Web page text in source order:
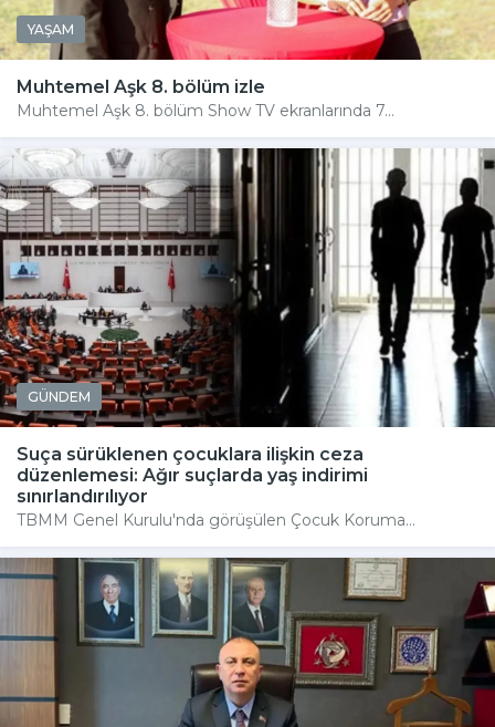
YAŞAM
Muhtemel Aşk 8. bölüm izle
Muhtemel Aşk 8. bölüm Show TV ekranlarında 7...
GÜNDEM
Suça sürüklenen çocuklara ilişkin ceza
düzenlemesi: Ağır suçlarda yaş indirimi
sınırlandırılıyor
TBMM Genel Kurulu'nda görüşülen Çocuk Koruma...